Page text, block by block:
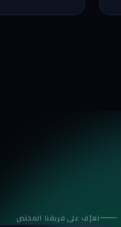
تعرّف على فريقنا المختص